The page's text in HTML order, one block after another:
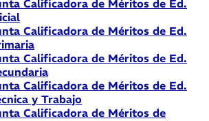
Calificadora de Méritos de Ed.
Calificadora de Méritos de Ed.
Calificadora de Méritos de Ed.
Calificadora de Méritos de Ed.
y Trabajo
Calificadora de Méritos de